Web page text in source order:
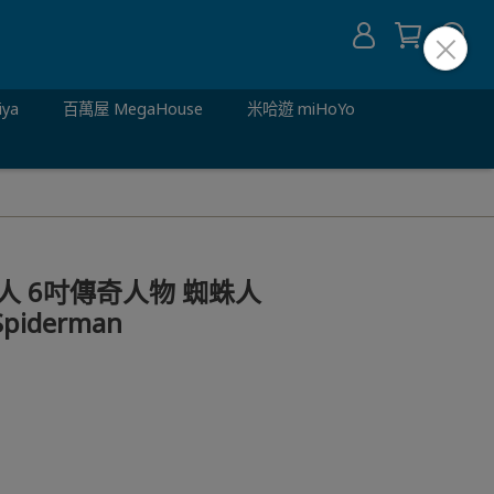
百萬屋 MegaHouse 米哈遊 miHoYo
6吋傳奇人物 蜘蛛人